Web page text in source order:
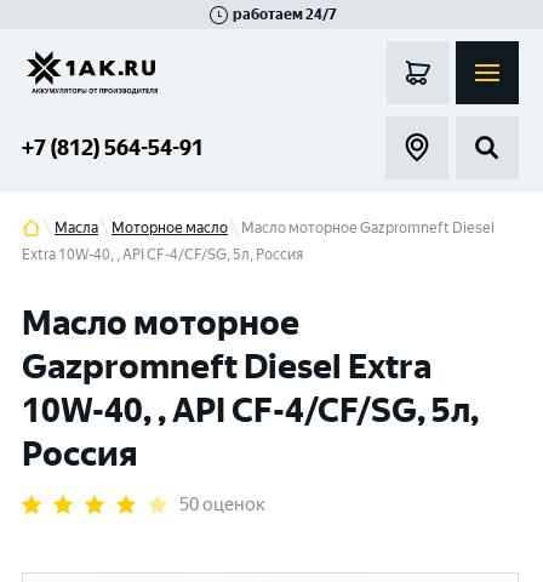
работаем 24/7
+7 (812) 564-54-91
Масла Моторное масло
Масло моторное Gazpromneft Diesel
Extra 10W-40, , API СF-4/CF/SG, 5л, Россия
Масло моторное
Gazpromneft Diesel Extra
10W-40, , API СF-4/CF/SG, 5л,
Россия
50 оценок
Гатчина